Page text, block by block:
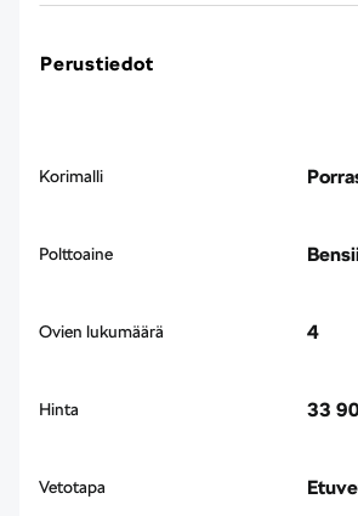
Perustiedot
Korimalli
Polttoaine
Ovien lukumäärä 4
Hinta 33
Vetotapa